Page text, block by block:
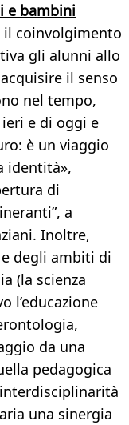
e bambini
il coinvolgimento
gli alunni allo
il senso
nel tempo,
e di oggi e
è un viaggio
identità»,
di
a
Inoltre,
e degli ambiti di
(la scienza
l’educazione
da una
pedagogica
una sinergia